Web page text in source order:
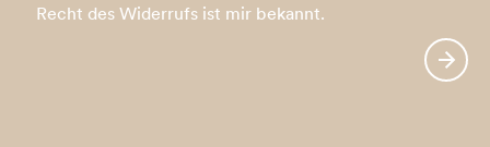
Recht des Widerrufs ist mir bekannt.